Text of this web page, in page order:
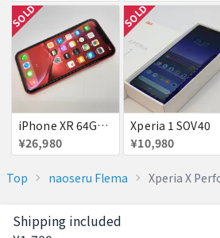
SOLD
iPhone XR 64GB RED
¥26,980
SOLD
Xperia 1 SOV40
¥10,980
Top naoseru Flema Xperia X
Shipping included